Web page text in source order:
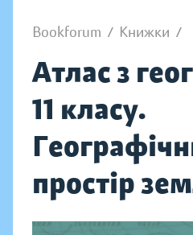
Bookforum / Книжки /
Атлас з
11 класу.
простір